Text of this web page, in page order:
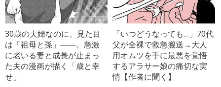
30歳の夫婦なのに、見た目
は「祖母と孫」――。急激
に老いる妻と成長が止まっ
た夫の漫画が描く「歳と幸
せ」
「いつどうなっても…」70代
父が全裸で救急搬送→大人
用オムツを手に最悪を覚悟
するアラサー娘の痛切な実
情【作者に聞く】